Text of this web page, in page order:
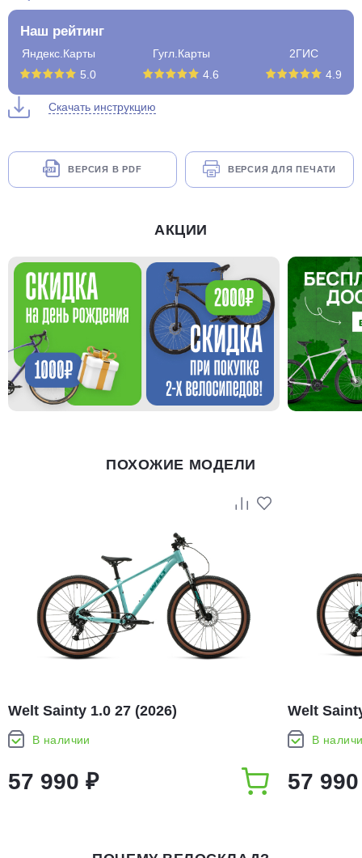
Наш рейтинг
Яндекс.Карты
5.0
Гугл.Карты
4.6
2ГИС
4.9
Скачать инструкцию
ВЕРСИЯ В PDF ВЕРСИЯ ДЛЯ ПЕЧАТИ
АКЦИИ
ПОХОЖИЕ МОДЕЛИ
Welt Sainty 1.0 27 (2026)
В наличии
57 990 ₽
Welt
В
57